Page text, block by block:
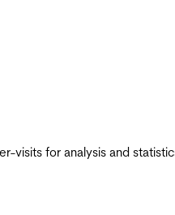
visits for analysis and